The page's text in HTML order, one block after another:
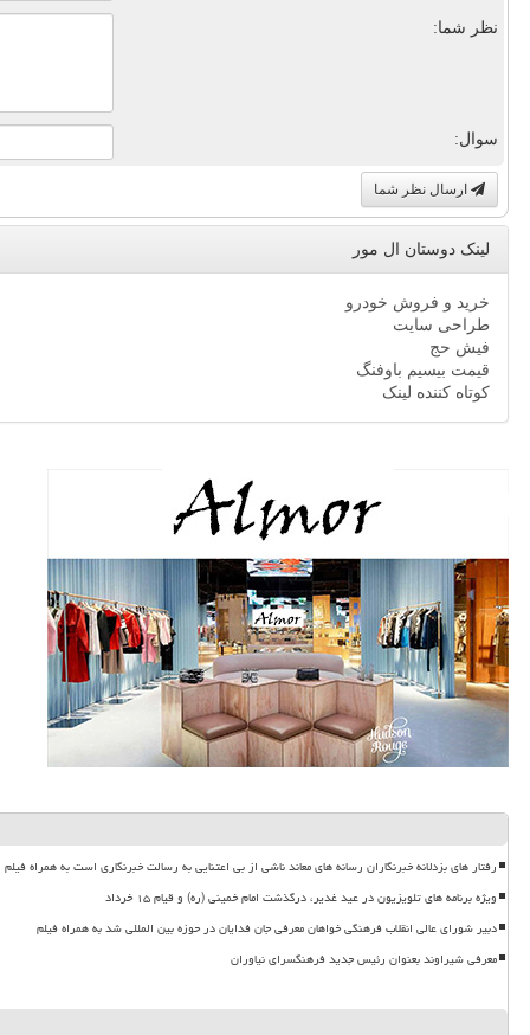
نظر شما:
سوال:
ارسال نظر شما
لینک دوستان ال مور
خرید و فروش خودرو
طراحی سایت
فیش حج
قیمت بیسیم باوفنگ
کوتاه کننده لینک
رفتار های بزدلانه خبرنگاران رسانه های معاند ناشی از بی اعتنایی به رسالت خبرنگاری است به همراه فیلم
ویژه برنامه های تلویزیون در عید غدیر، درگذشت امام خمینی (ره) و قیام ۱۵ خرداد
دبیر شورای عالی انقلاب فرهنگی خواهان معرفی جان فدایان در حوزه بین المللی شد به همراه فیلم
معرفی شیراوند بعنوان رئیس جدید فرهنگسرای نیاوران